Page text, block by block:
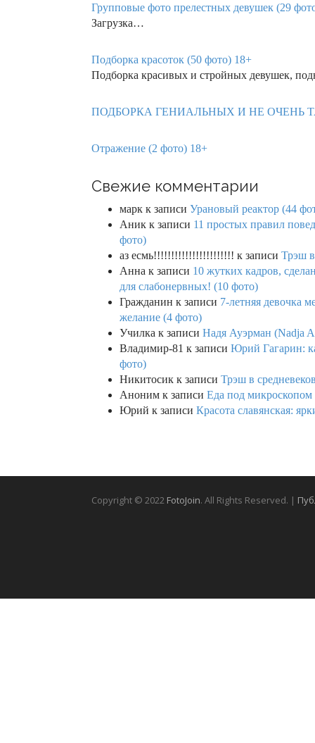
Групповые фото прелестных девушек (29
Загрузка…
Подборка красоток (50 фото) 18+
Подборка красивых и стройных девушек,
ПОДБОРКА ГЕНИАЛЬНЫХ И НЕ ОЧЕНЬ
Отражение (2 фото) 18+
Свежие комментарии
марк к записи Урановый реактор (44
Аник к записи 11 простых правил
фото)
аз есмь!!!!!!!!!!!!!!!!!!!!!!! к записи Трэш в
Анна к записи 10 жутких кадров,
для слабонервных! (10 фото)
Гражданин к записи 7-летняя девочка
желание (4 фото)
Училка к записи Надя Ауэрман (Nadja
Владимир-81 к записи Юрий Гагарин:
фото)
Никитосик к записи Трэш в
Аноним к записи Еда под микроскопом
Юрий к записи Красота славянская:
Copyright © 2022 FotoJoin. All Rights Reserved. |